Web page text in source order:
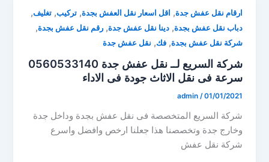
ارقام نقل عفش جدة, اقل اسعار نقل العفش بجدة,تركيب,تغليف,
دباب نقل عفش بجدة,دينا نقل عفش جدة,رقم نقل عفش بجدة,
شركة نقل عفش بجدة,فك, نقل عفش جدة
شركة السريع لــ نقل عفش جدة 0560533140
سرعة فى نقل الاثاث جودة فى الاداء
admin /01/01/2021
شركة السريع المتخصصة فى نقل عفش بجدة وداخل جدة
وخارج جدة وتخصصنا هذا جعلنا ارخص وافضل واسرع
شركة نقل عفش